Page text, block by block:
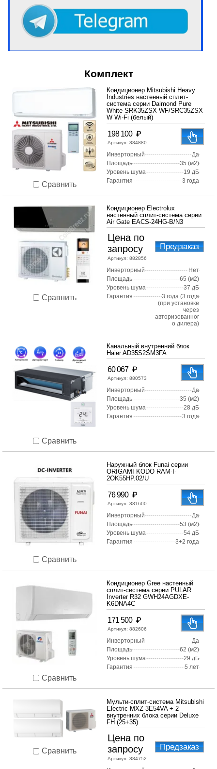
Комплект
Сравнить
Кондиционер Mitsubishi Heavy
Industries настенный сплит-
система серии Daimond Pure
White SRK35ZSX-WF/SRC35ZSX-
W Wi-Fi (белый)
198 100 ₽
Артикул: 884880
Инверторный
Да
Площадь
35 (м2)
Уровень шума
19 дБ
Гарантия
3 года
Сравнить
Кондиционер Electrolux
настенный сплит-система серии
Air Gate EACS-24HG-B/N3
Цена по
запросу
Артикул: 882856
Предзаказ
Инверторный
Нет
Площадь
65 (м2)
Уровень шума
37 дБ
Гарантия
3 года (3 года
(при установке
через
авторизованног
о дилера)
Сравнить
Канальный внутренний блок
Haier AD35S2SM3FA
60 067 ₽
Артикул: 880573
Инверторный
Да
Площадь
35 (м2)
Уровень шума
28 дБ
Гарантия
3 года
Сравнить
Наружный блок Funai серии
ORIGAMI KODO RAM-I-
2OK55HP.02/U
76 990 ₽
Артикул: 881600
Инверторный
Да
Площадь
53 (м2)
Уровень шума
54 дБ
Гарантия
3+2 года
Сравнить
Кондиционер Gree настенный
сплит-система серии PULAR
Inverter R32 GWH24AGDXE-
K6DNA4C
171 500 ₽
Артикул: 882606
Инверторный
Да
Площадь
62 (м2)
Уровень шума
29 дБ
Гарантия
5 лет
Сравнить
Мульти-сплит-система Mitsubishi
Electric MXZ-3E54VA + 2
внутренних блока серии Deluxe
FH (25+35)
Цена по
запросу
Артикул: 884752
Предзаказ